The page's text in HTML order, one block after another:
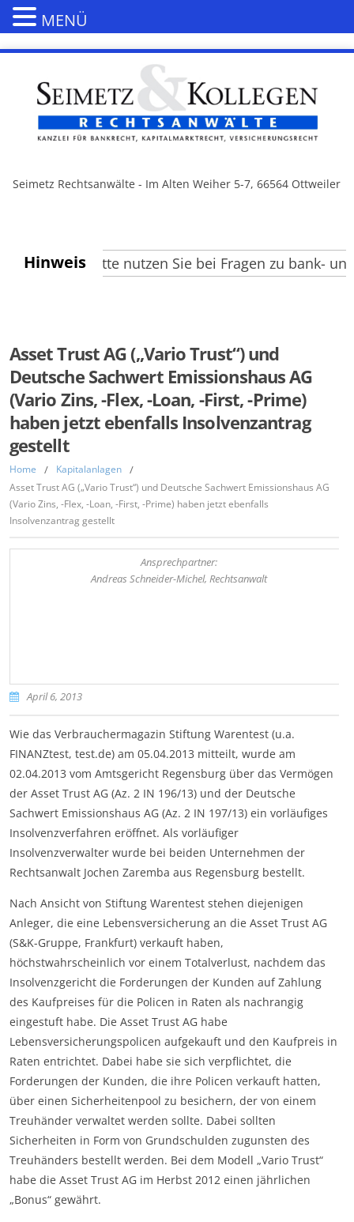
Seimetz Rechtsanwälte - Im Alten Weiher 5-7, 66564 Ottweiler
Hinweisbitte nutzen Sie bei Fragen zu bank- und
Asset Trust AG („Vario Trust“) und
Deutsche Sachwert Emissionshaus AG
(Vario Zins, -Flex, -Loan, -First, -Prime)
haben jetzt ebenfalls Insolvenzantrag
gestellt
Home / Kapitalanlagen /
Asset Trust AG („Vario Trust“) und Deutsche Sachwert Emissionshaus AG
(Vario Zins, -Flex, -Loan, -First, -Prime) haben jetzt ebenfalls
Insolvenzantrag gestellt
Ansprechpartner:
Andreas Schneider-Michel, Rechtsanwalt
April 6, 2013
Wie das Verbrauchermagazin Stiftung Warentest (u.a.
FINANZtest, test.de) am 05.04.2013 mitteilt, wurde am
02.04.2013 vom Amtsgericht Regensburg über das Vermögen
der Asset Trust AG (Az. 2 IN 196/13) und der Deutsche
Sachwert Emissionshaus AG (Az. 2 IN 197/13) ein vorläufiges
Insolvenzverfahren eröffnet. Als vorläufiger
Insolvenzverwalter wurde bei beiden Unternehmen der
Rechtsanwalt Jochen Zaremba aus Regensburg bestellt.
Nach Ansicht von Stiftung Warentest stehen diejenigen
Anleger, die eine Lebensversicherung an die Asset Trust AG
(S&K-Gruppe, Frankfurt) verkauft haben,
höchstwahrscheinlich vor einem Totalverlust, nachdem das
Insolvenzgericht die Forderungen der Kunden auf Zahlung
des Kaufpreises für die Policen in Raten als nachrangig
eingestuft habe. Die Asset Trust AG habe
Lebensversicherungspolicen aufgekauft und den Kaufpreis in
Raten entrichtet. Dabei habe sie sich verpflichtet, die
Forderungen der Kunden, die ihre Policen verkauft hatten,
über einen Sicherheitenpool zu besichern, der von einem
Treuhänder verwaltet werden sollte. Dabei sollten
Sicherheiten in Form von Grundschulden zugunsten des
Treuhänders bestellt werden. Bei dem Modell „Vario Trust“
habe die Asset Trust AG im Herbst 2012 einen jährlichen
„Bonus“ gewährt.
MENÜ